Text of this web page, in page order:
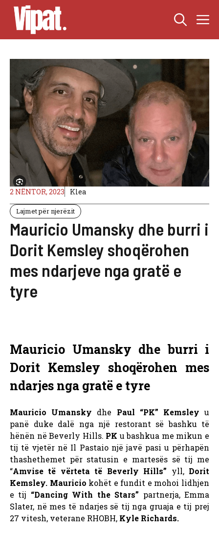
Skip
content
2 NËNTOR, 2023 Klea
Lajmet për njerëzit
Mauricio Umansky dhe burri i
Dorit Kemsley shoqërohen
mes ndarjeve nga gratë e
tyre
Mauricio Umansky dhe burri i
Dorit Kemsley shoqërohen mes
ndarjes nga gratë e tyre
Mauricio Umansky dhe Paul “PK” Kemsley u
panë duke dalë nga një restorant së bashku të
hënën në Beverly Hills. PK u bashkua me mikun e
tij të vjetër në Il Pastaio një javë pasi u përhapën
thashethemet për statusin e martesës së tij me
“Amvise të vërteta të Beverly Hills” yll, Dorit
Kemsley. Mauricio kohët e fundit e mohoi lidhjen
e tij “Dancing With the Stars” partnerja, Emma
Slater, në mes të ndarjes së tij nga gruaja e tij prej
27 vitesh, veterane RHOBH, Kyle Richards.